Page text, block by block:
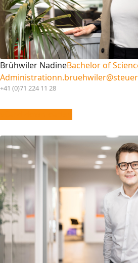
Brühwiler NadineBachelor of
Administration
+41 (0)71 224 11 28